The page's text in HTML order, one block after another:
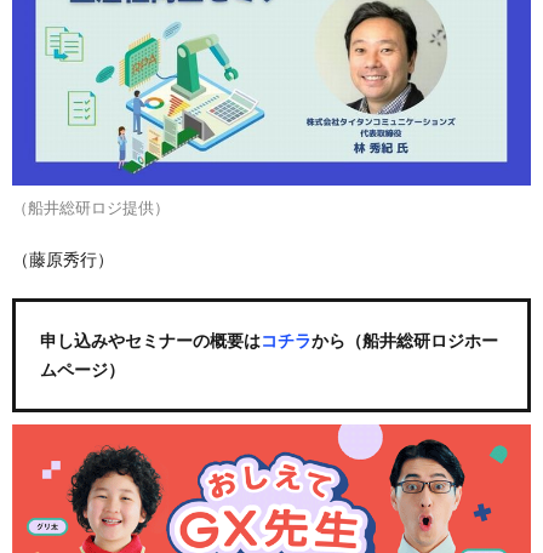
（船井総研ロジ提供）
（藤原秀行）
申し込みやセミナーの概要はコチラから（船井総研ロジホー
ムページ）